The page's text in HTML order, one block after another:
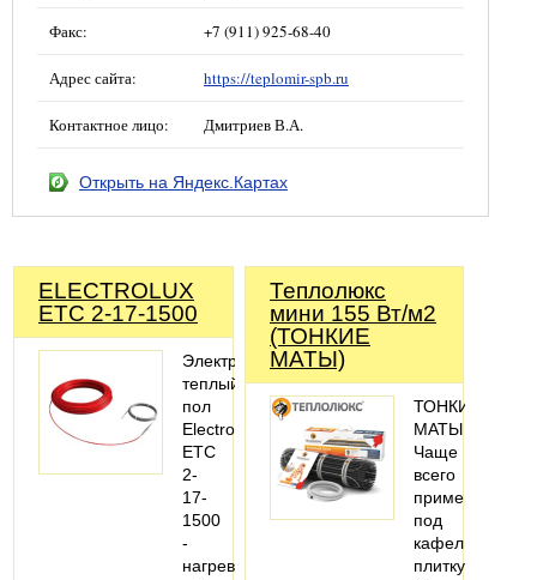
Факс: +7 (911) 925-68-40
Адрес сайта: https://teplomir-spb.ru
Контактное лицо: Дмитриев В.А.
Открыть на Яндекс.Картах
ELECTROLUX
ETC 2-17-1500
Электрический
теплый
пол
Electrolux
ETC
2-
17-
1500
-
нагревательный
Теплолюкс
мини 155 Вт/м2
(ТОНКИЕ
МАТЫ)
ТОНКИЕ
МАТЫ
Чаще
всего
применяется
под
кафельную
плитку.